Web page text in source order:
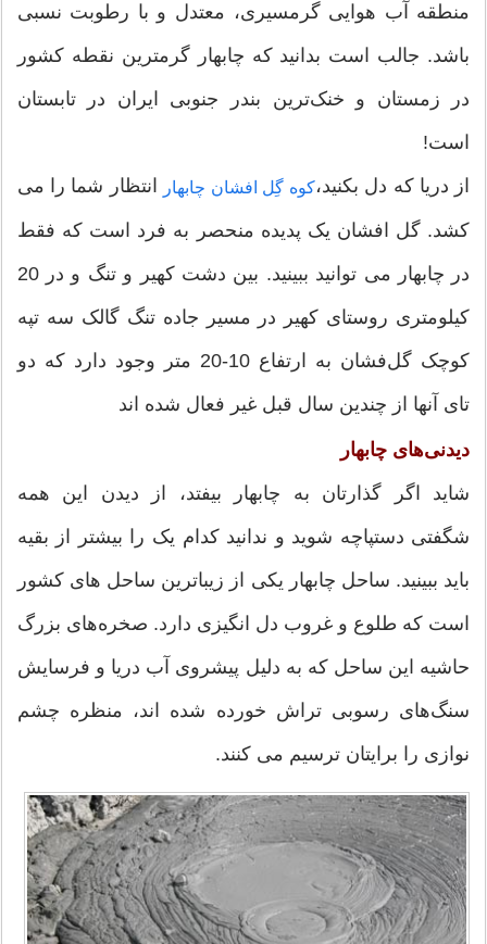
منطقه آب هوایی گرمسیری، معتدل و با رطوبت نسبی
باشد. جالب است بدانید که چابهار گرمترین نقطه کشور
در زمستان و خنک‌ترین بندر جنوبی ایران در تابستان
است!
از دریا که دل بکنید،کوه گِل افشان چابهار انتظار شما را می
کشد. گل افشان یک پدیده منحصر به فرد است که فقط
در چابهار می توانید ببینید. بین دشت کهیر و تنگ و در 20
کیلومتری روستای کهیر در مسیر جاده تنگ گالک سه تپه
کوچک گل‌فشان به ارتفاع 10-20 متر وجود دارد که دو
تای آنها از چندین سال قبل غیر فعال شده اند
دیدنی‌های چابهار
شاید اگر گذارتان به چابهار بیفتد، از دیدن این همه
شگفتی دستپاچه شوید و ندانید کدام یک را بیشتر از بقیه
باید ببینید. ساحل چابهار یکی از زیباترین ساحل های کشور
است که طلوع و غروب دل انگیزی دارد. صخره‌های بزرگ
حاشیه این ساحل که به دلیل پیشروی آب دریا و فرسایش
سنگ‌های رسوبی تراش خورده شده اند، منظره چشم
نوازی را برایتان ترسیم می کنند.